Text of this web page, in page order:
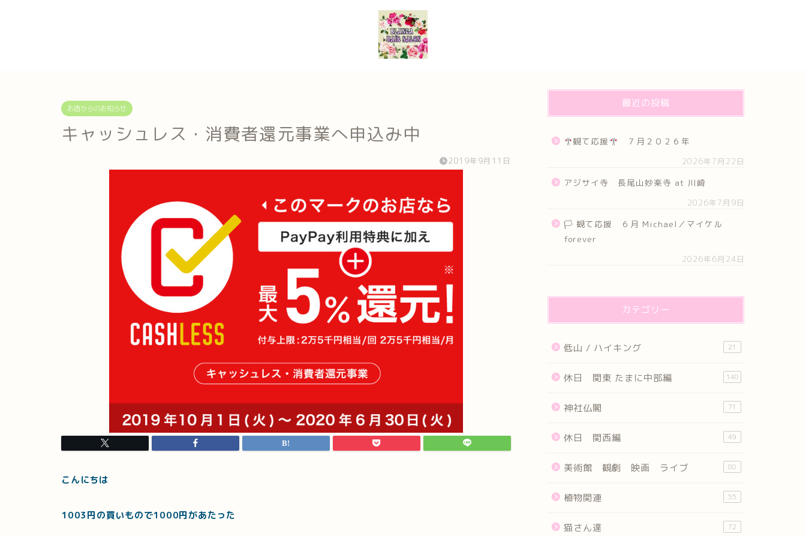
お店からのお知らせ
キャッシュレス・消費者還元事業へ申込み中
2019年9月11日
こんにちは
1003円の買いもので1000円があたった
最近の投稿
観て応援 ７月２０２６年
2026年7月22日
アジサイ寺 長尾山妙楽寺 at 川崎
2026年7月9日
🏳 観て応援 ６月 Michael／マイケル
forever
2026年6月24日
カテゴリー
低山 / ハイキング 21
休日 関東 たまに中部編 140
神社仏閣 71
休日 関西編 49
美術館 観劇 映画 ライブ 80
植物関連 55
猫さん達 72